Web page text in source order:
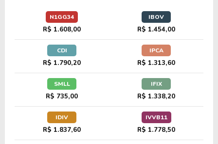
29,83 4,58%
21,99 11,06%
25,58 1,92 7,52% 3,31%
N1GG34
R$ 1.608,00
IBOV
R$ 1.454,00
CDI
R$ 1.790,20
IPCA
R$ 1.313,60
SMLL
R$ 735,00
IFIX
R$ 1.338,20
IDIV
R$ 1.837,60
IVVB11
R$ 1.778,50